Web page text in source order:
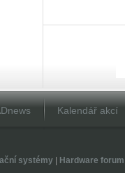
Kalendář akcí
systémy| Hardware forum